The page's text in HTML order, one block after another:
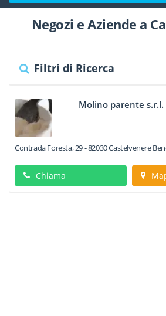
Negozi e Aziende a
Filtri di Ricerca
Molino parente s.r.l.
Contrada Foresta, 29-82030Castelvenere
Chiama